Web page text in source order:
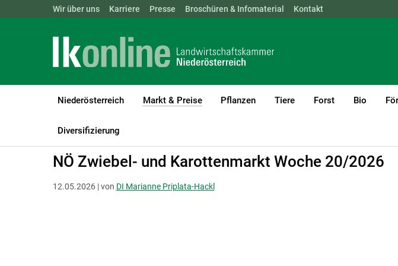
Landwirtschaftskammern: ÖSTERREICH BGLD KTN NÖ OÖ SBG
Wir über uns Karriere Presse Broschüren & Infomaterial Kontakt
Niederösterreich Markt & Preise
(current)1
Pflanzen Tiere Forst Bio
Diversifizierung
LK Niederösterreich
NÖ Zwiebel- und Karottenmarkt Woche 20/2026
12.05.2026 | von DI Marianne Priplata-Hackl